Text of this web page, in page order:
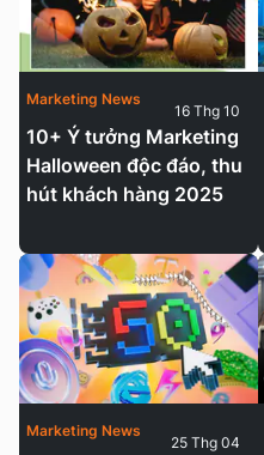
10+ Ý tưởng Marketing
Halloween độc đáo, thu
hút khách hàng 2025
Marketing News
16 Thg 10
Marketing News
25 Thg 04